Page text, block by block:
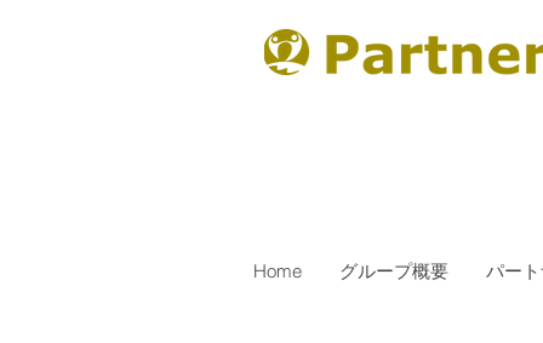
Home グループ概要 パー